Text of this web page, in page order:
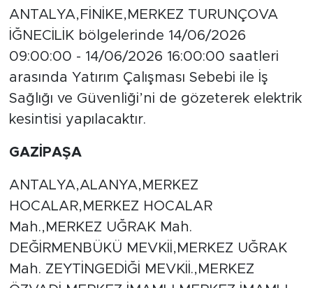
ANTALYA,FİNİKE,MERKEZ TURUNÇOVA
İĞNECİLİK bölgelerinde 14/06/2026
09:00:00 - 14/06/2026 16:00:00 saatleri
arasında Yatırım Çalışması Sebebi ile İş
Sağlığı ve Güvenliği’ni de gözeterek elektrik
kesintisi yapılacaktır.
GAZİPAŞA
ANTALYA,ALANYA,MERKEZ
HOCALAR,MERKEZ HOCALAR
Mah.,MERKEZ UĞRAK Mah.
DEĞİRMENBÜKÜ MEVKİİ,MERKEZ UĞRAK
Mah. ZEYTİNGEDİĞİ MEVKİİ.,MERKEZ